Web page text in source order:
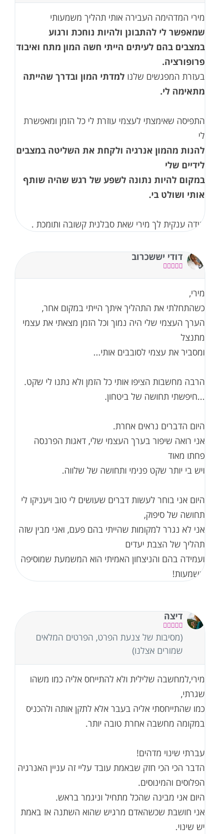
מירי המדהימה העבירה אותי תהליך משמעותי
שמאפשר לי להתבונן ולהיות נוחכת ורגוע
במצבים בהם לעיתים הייתי חשה המון מתח ואיבוד
פרופורציה.
בעזרת המפגשים שלנו למדתי המון ובדרך שהייתה
מתאימה לי.
התפיסה שאימצתי לעצמי עוזרת לי כל הזמן ומאפשרת
לי
להנות מהמון אנרגיה ולקחת את השליטה במצבים
לידיים שלי
במקום להיות נתונה לשפע של רגש שהיה שותף
אותי ושולט בי.
תודה ענקית לך מירי שאת סבלנית קשובה ותומכת .
דודי יששכרוב





מירי,
כשהתחלתי את התהליך איתך הייתי במקום אחר,
הערך העצמי שלי היה נמוך וכל הזמן מצאתי את עצמי
מתנצל
ומסביר את עצמי לסובבים אותי...
הרבה מחשבות הציפו אותי כל הזמן ולא נתנו לי שקט.
...חיפשתי תחושה של ביטחון.
היום הדברים נראים אחרת.
אני רואה שיפור בערך העצמי שלי, דאגות הפרנסה
פחתו מאוד
ויש בי יותר שקט פנימי ותחושה של שלווה.
היום אני בוחר לעשות דברים שעושים לי טוב ויעניקו לי
תחושה של סיפוק,
אני לא נגרר למקומות שהייתי בהם פעם, ואני מבין שזה
תהליך של הצבת יעדים
ועמידה בהם והניצחון האמיתי הוא המשמעת שמוסיפה
משמעות!
דיצה





(מסיבות של צנעת הפרט, הפרטים המלאים
שמורים אצלנו)
מירי,למחשבה שלילית ולא להתייחס אליה כמו משהו
שגרתי,
כמו שהתייחסתי אליה בעבר אלא לתקן אותה ולהכניס
במקומה מחשבה אחרת טובה יותר.
עברתי שינוי מדהים!
הדבר הכי הכי חזק שבאמת עובד עליי זה עניין האנרגיה
הפלוסים והמינוסים.
היום אני מבינה שהכל מתחיל וניגמר בראש.
אני חושבת שכשהאדם מרגיש שהוא השתנה אז באמת
יש שינוי.